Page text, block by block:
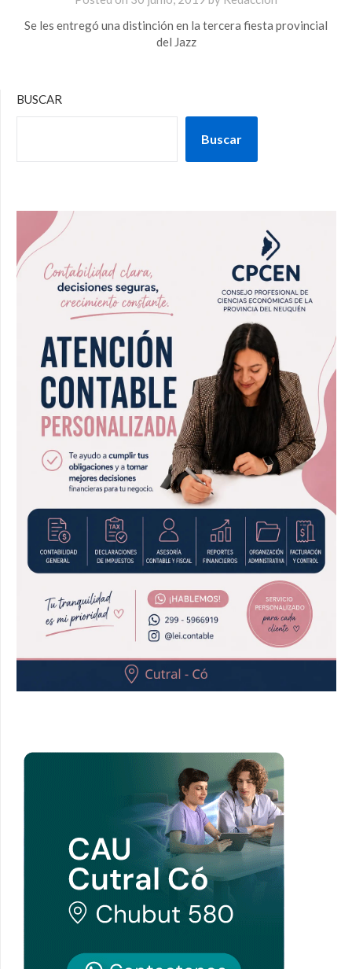
Se les entregó una distinción en la tercera fiesta provincial
del Jazz
BUSCAR
Buscar